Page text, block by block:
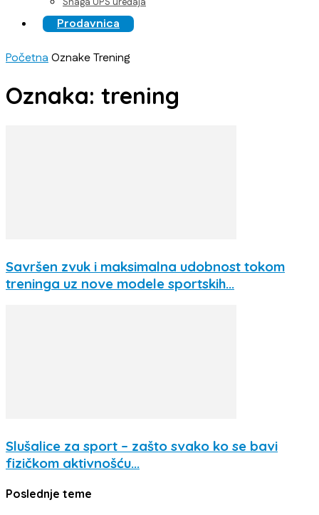
Prodavnica
PočetnaOznakeTrening
Oznaka: trening
Savršen zvuk i maksimalna udobnost tokom
treninga uz nove modele sportskih...
Slušalice za sport – zašto svako ko se bavi
fizičkom aktivnošću...
Poslednje teme